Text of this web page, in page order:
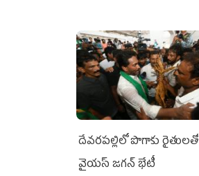
దేవరపల్లిలో పొగాకు రైతులతో
వైయస్ జగన్ భేటీ